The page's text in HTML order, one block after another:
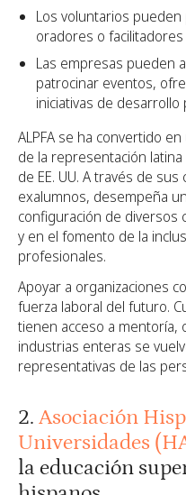
Los voluntarios
oradores o
Las empresas pueden
patrocinar eventos,
iniciativas de desarrollo
ALPFA se ha convertido
de la representación
de EE. UU. A través de
exalumnos, desempeña
configuración de diversos
y en el fomento de la
profesionales.
Apoyar a organizaciones
fuerza laboral del futuro.
tienen acceso a mentoría,
industrias enteras se
representativas de las
2. Asociación
Universidades
la educación